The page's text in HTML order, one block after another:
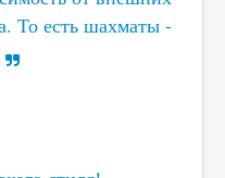
То есть шахматы -